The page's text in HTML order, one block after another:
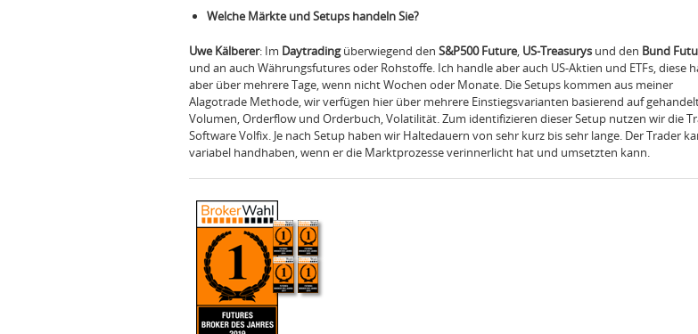
Welche Märkte und Setups handeln Sie?
Uwe Kälberer: Im Daytradingüberwiegend den S&P500 Future, US-Treasurys und den Bund
und an auch Währungsfutures oder Rohstoffe. Ich handle aber auch US-Aktien und ETFs, diese
aber über mehrere Tage, wenn nicht Wochen oder Monate. Die Setups kommen aus meiner
Alagotrade Methode, wir verfügen hier über mehrere Einstiegsvarianten basierend auf
Volumen, Orderflow und Orderbuch, Volatilität. Zum identifizieren dieser Setup nutzen wir die
Software Volfix. Je nach Setup haben wir Haltedauern von sehr kurz bis sehr lange. Der Trader
variabel handhaben, wenn er die Marktprozesse verinnerlicht hat und umsetzten kann.